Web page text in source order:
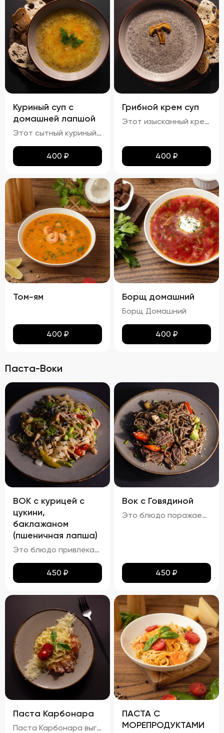
Куриный суп с
домашней лапшой
Этот сытный куриный суп сочетает в себе насыщенный вкус и разнообразные текстуры. Бульон густой и кремообразный, с мягкими кусочками куриного мяса и овощей, таких как морковь и лук, которые добавляют глубины вкуса. Макароны сохраняют мягкость и эластичность, придавая супу приятную кремовую текстуру. Петрушка добавляет свежие травяные ноты, подчеркивая богатство вкуса этого классического блюда.
400 ₽
Грибной крем суп
Этот изысканный крем-суп отличается гладкой, бархатистой текстурой, которая обволакивает ваши вкусовые рецепторы. Насыщенный аромат грибов сочетается с мягкими сливочными нотами, создавая гармоничное сочетание вкусов. Поверхность крема украшена капельками зелёного масла и мелко нарезанной зеленью, что добавляет блюду утончённости. Подается с хрустящими гренками, идеально дополняющими нежную текстуру супа.
400 ₽
Том-ям
400 ₽
Борщ домашний
Борщ Домашний
400 ₽
Паста-Воки
ВОК с курицей с
цукини,
баклажаном
(пшеничная лапша)
Это блюдо привлекает внимание ярким и аппетитным видом, где разноцветные овощи и кусочки курицы создают гармоничную композицию. Овощи сохраняют свою форму и естественный цвет, а курица равномерно обжарена до золотистой корочки. Болгарский перец, цукини и баклажаны добавляют блюду разнообразные текстуры и оттенки вкуса. Вкус вок с курицей насыщен и многогранен. Сладость болгарского перца плавно переходит в мягкость цукини и баклажана, а устричный и соевый соусы придают блюду пикантность и глубину. Аромат блюда пленяет нотками жареной курицы и свежих овощей, пробуждая аппетит. Консистенция блюда радует своим разнообразием: курица нежная и сочная, овощи слегка хрустят, сохраняя свою структуру, а соус густой и обволакивающий, связывая все ингредиенты воедино.
450 ₽
Вок с Говядиной
Это блюдо поражает своими яркими красками и аппетитным видом. Говядина равномерно обжарена до золотистой корочки, а овощи сохраняют свою свежесть и привлекательность. Мягкая, но не переваренная лапша служит идеальной основой для сочетания всех ингредиентов. Кинза и кунжут добавляют завершающий штрих, делая блюдо еще более соблазнительным. Вкус вок с говядиной богат и сбалансирован. Мясо источает насыщенный аромат, болгарский перец привносит сладкие нотки, а устричный и соевый соусы добавляют пикантности. Свежий вкус кинзы подчеркивает гармонию всех компонентов. Аромат блюда завораживает, наполняя пространство нотками чеснока и жареного мяса. Консистенция блюда тоже радует: говядина нежная и сочная, овощи слегка хрустят, а лапша мягкая и эластичная. Цукини сохраняют свою форму и текстуру, добавляя блюду дополнительный объем и разнообразие.
450 ₽
Паста Карбонара
Паста Карбонара выглядит аппетитно, с глянцевыми макаронами, покрытыми сливочно-яичным соусом. Пармезан и базилик добавляют контраст и завершают внешний вид блюда, делая его еще более привлекательным. Вкус пасты Карбонара насыщен сливочными нотками, с оттенками копчёного вкуса грудинки и лёгкими нюансами чеснока и лука. Запах блюда богат и манящ, с ароматами чеснока, лука и пармезана. Консистенция пасты идеальна: макароны упругие (al dente), а соус густой и обволакивает каждую макаронину. Грудинка хрустящая снаружи и нежная внутри, что добавляет блюду особую текстурную сложность.
ПАСТА С
МОРЕПРОДУКТАМИ